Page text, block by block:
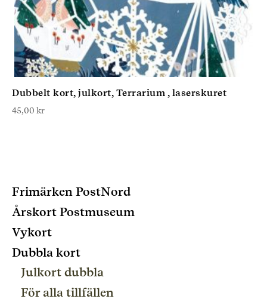
Dubbelt kort, julkort, Terrarium , laserskuret
45,00 kr
Frimärken PostNord
Årskort Postmuseum
Vykort
Dubbla kort
Julkort dubbla
För alla tillfällen